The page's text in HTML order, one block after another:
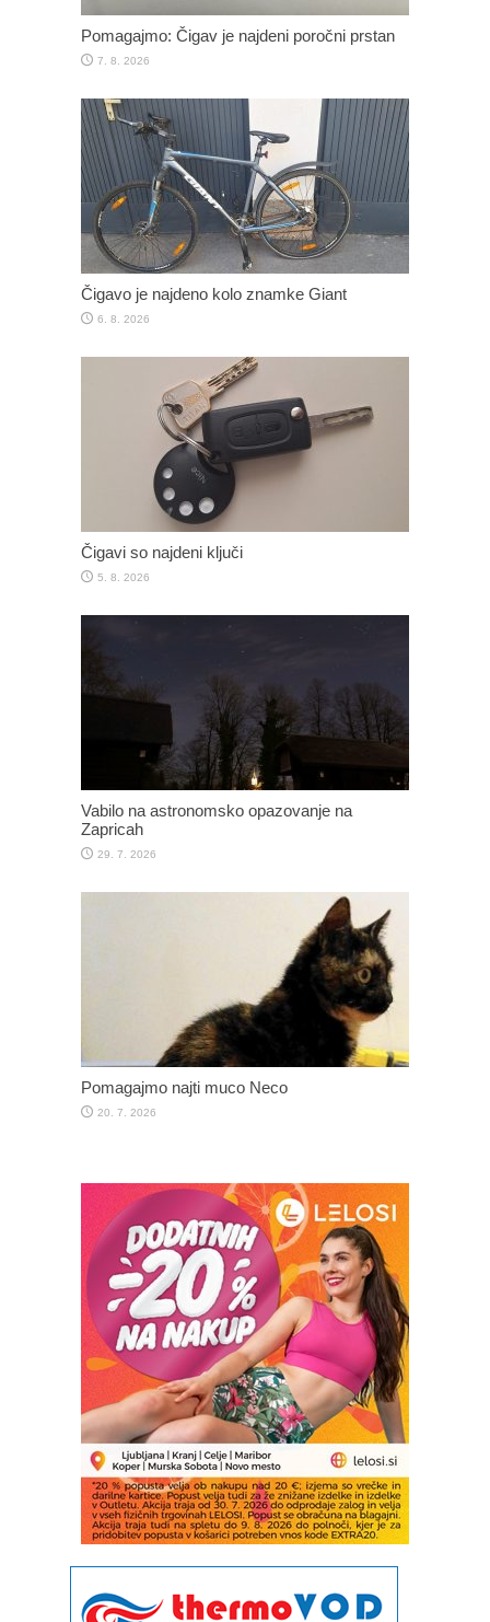
Pomagajmo: Čigav je najdeni poročni prstan
7. 8. 2026
Čigavo je najdeno kolo znamke Giant
6. 8. 2026
Čigavi so najdeni ključi
5. 8. 2026
Vabilo na astronomsko opazovanje na
Zapricah
29. 7. 2026
Pomagajmo najti muco Neco
20. 7. 2026